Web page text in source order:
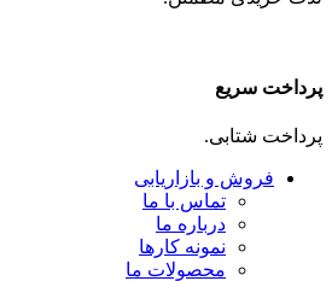
پرداخت سریع
پرداخت شتابی.
فروش و بازاریابی
تماس با ما
درباره ما
نمونه کارها
محصولات ما